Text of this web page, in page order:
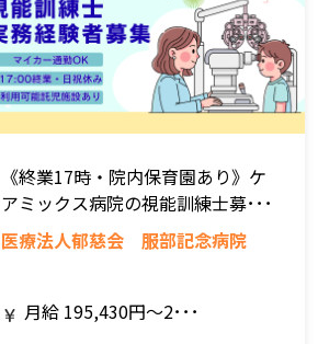
《終業17時・院内保育園あり》ケ
アミックス病院の視能訓練士募･･･
医療法人郁慈会 服部記念病院
月給 195,430円～2･･･